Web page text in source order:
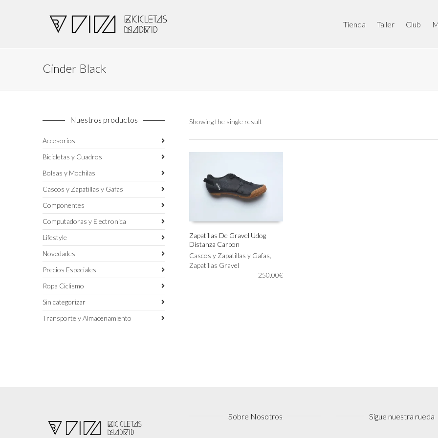
Tienda Taller Club
Cinder Black
Showing the single result
Este
producto
tiene
Zapatillas De Gravel Udog
Distanza Carbon
Cascos y Zapatillas y Gafas
Zapatillas Gravel
250.00€
Nuestros productos
Accesorios
Bicicletas y Cuadros
Bolsas y Mochilas
Cascos y Zapatillas y Gafas
Componentes
Computadoras y Electronica
Lifestyle
Novedades
Precios Especiales
Ropa Ciclismo
Sin categorizar
Transporte y Almacenamiento
Sobre Nosotros Sigue nuestra rueda